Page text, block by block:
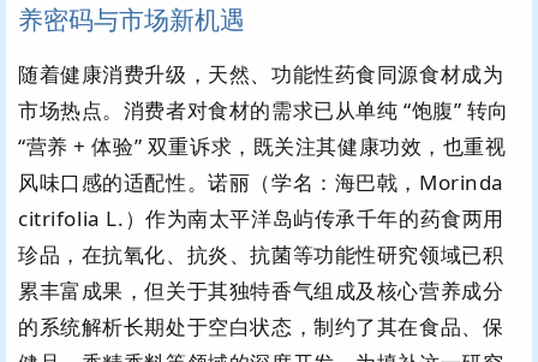
养密码与市场新机遇
随着健康消费升级，天然、功能性药食同源食材成为
市场热点。消费者对食材的需求已从单纯 “饱腹” 转向
“营养 + 体验” 双重诉求，既关注其健康功效，也重视
风味口感的适配性。诺丽（学名：海巴戟，Morinda
citrifolia L.）作为南太平洋岛屿传承千年的药食两用
珍品，在抗氧化、抗炎、抗菌等功能性研究领域已积
累丰富成果，但关于其独特香气组成及核心营养成分
的系统解析长期处于空白状态，制约了其在食品、保